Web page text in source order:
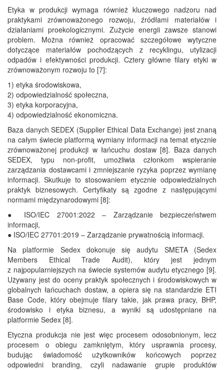
Etyka w produkcji wymaga również kluczowego nadzoru nad
praktykami zrównoważonego rozwoju, źródłami materiałów i
działaniami proekologicznymi. Zużycie energii zawsze stanowi
problem. Można również opracować szczegółowe wytyczne
dotyczące materiałów pochodzących z recyklingu, utylizacji
odpadów i efektywności produkcji. Cztery główne filary etyki w
zrównoważonym rozwoju to [7]:
1) etyka środowiskowa,
2) odpowiedzialność społeczna,
3) etyka korporacyjna,
4) odpowiedzialność ekonomiczna.
Baza danych SEDEX (Supplier Ethical Data Exchange) jest znaną
na całym świecie platformą wymiany informacji na temat etycznie
zrównoważonej produkcji w łańcuchu dostaw [8]. Baza danych
SEDEX, typu non-profit, umożliwia członkom wspieranie
zarządzania dostawcami i zmniejszanie ryzyka poprzez wymianę
informacji. Skutkuje to stosowaniem etycznie odpowiedzialnych
praktyk biznesowych. Certyfikaty są zgodne z następującymi
normami międzynarodowymi [8]:
● ISO/IEC 27001:2022 – Zarządzanie bezpieczeństwem
informacji,
● ISO/IEC 27701:2019 – Zarządzanie prywatnością informacji.
Na platformie Sedex dokonuje się audytu SMETA (Sedex
Members Ethical Trade Audit), który jest jednym
z najpopularniejszych na świecie systemów audytu etycznego [9].
Używany jest do oceny praktyk społecznych i środowiskowych w
globalnych łańcuchach dostaw, a opiera się na standardzie ETI
Base Code, który obejmuje filary takie, jak prawa pracy, BHP,
środowisko i etyka biznesu, a wyniki są udostępniane na
platformie Sedex [8].
Etyczna produkcja nie jest więc procesem odosobnionym, lecz
procesem o obiegu zamkniętym, który usprawnia procesy,
budując świadomość użytkowników końcowych poprzez
odpowiedni branding, czyli nadawanie grupie produktów